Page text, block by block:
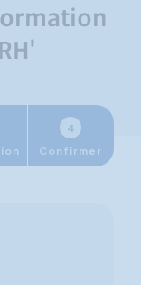
4
Confirmer